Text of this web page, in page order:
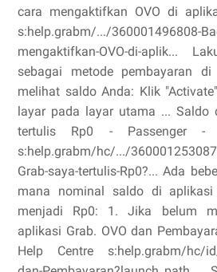
cara mengaktifkan OVO di
s:help.grabm/.../360001496808-
mengaktifkan-OVO-di-aplik...
sebagai metode pembayaran
melihat saldo Anda: Klik
layar pada layar utama ... Saldo
tertulis Rp0 - Passenger -
s:help.grabm/hc/.../
Grab-saya-tertulis-Rp0?... Ada
mana nominal saldo di aplikasi
menjadi Rp0: 1. Jika belum
aplikasi Grab. OVO dan
Help Centre s:help.grabm/hc/id/